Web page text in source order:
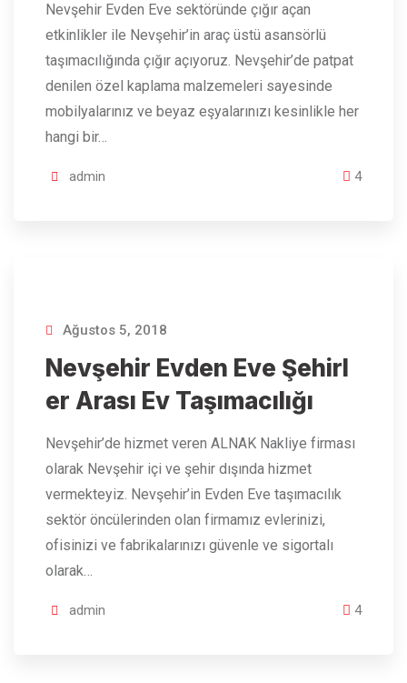
Nevşehir Evden Eve sektöründe çığır açan
etkinlikler ile Nevşehir’in araç üstü asansörlü
taşımacılığında çığır açıyoruz. Nevşehir’de patpat
denilen özel kaplama malzemeleri sayesinde
mobilyalarınız ve beyaz eşyalarınızı kesinlikle her
hangi bir…
admin 4
Ağustos 5, 2018
Nevşehir Evden Eve Şehirl
er Arası Ev Taşımacılığı
Nevşehir’de hizmet veren ALNAK Nakliye firması
olarak Nevşehir içi ve şehir dışında hizmet
vermekteyiz. Nevşehir’in Evden Eve taşımacılık
sektör öncülerinden olan firmamız evlerinizi,
ofisinizi ve fabrikalarınızı güvenle ve sigortalı
olarak…
admin 4